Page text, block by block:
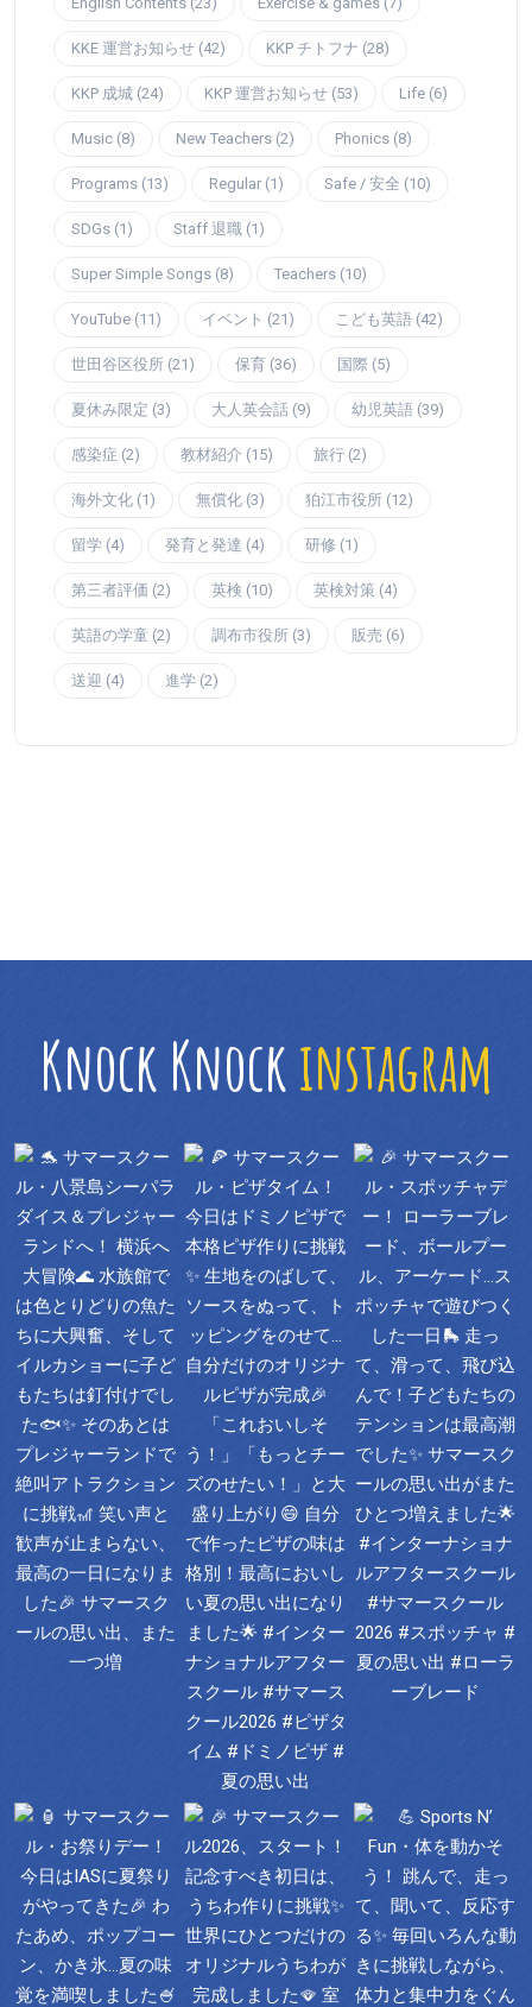
KKE 運営お知らせ (42) KKP チトフナ (28)
KKP 成城 (24) KKP 運営お知らせ (53) Life (6)
Music (8) New Teachers (2) Phonics (8)
Programs (13) Regular (1) Safe / 安全 (10)
SDGs (1) Staff 退職 (1)
Super Simple Songs (8) Teachers (10)
YouTube (11) イベント (21) こども英語 (42)
世田谷区役所 (21) 保育 (36) 国際 (5)
夏休み限定 (3) 大人英会話 (9) 幼児英語 (39)
感染症 (2) 教材紹介 (15) 旅行 (2)
海外文化 (1) 無償化 (3) 狛江市役所 (12)
留学 (4) 発育と発達 (4) 研修 (1)
第三者評価 (2) 英検 (10) 英検対策 (4)
英語の学童 (2) 調布市役所 (3) 販売 (6)
送迎 (4) 進学 (2)
Knock Knockinstagram